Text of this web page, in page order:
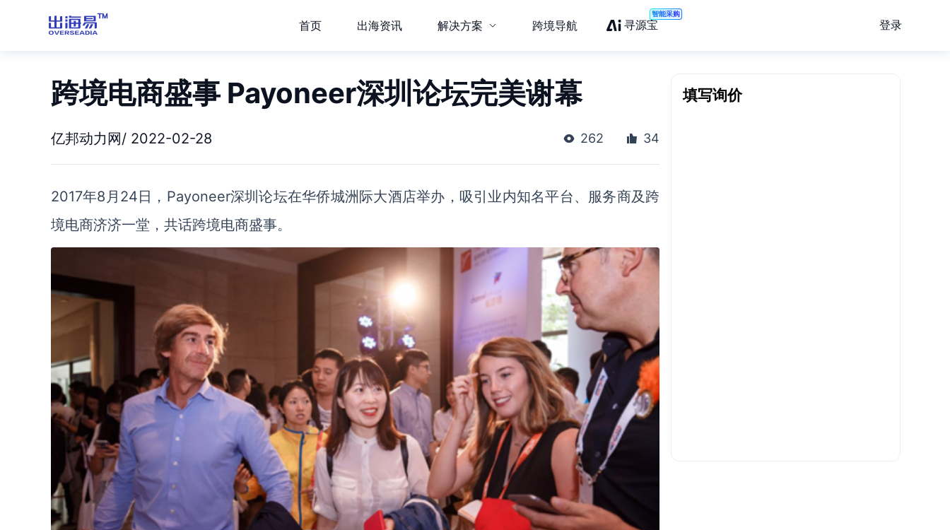
首页 出海资讯 解决方案 跨境导航 寻源宝
智能采购
登录
跨境电商盛事 Payoneer深圳论坛完美谢幕
亿邦动力网/ 2022-02-28 262 34
2017年8月24日，Payoneer深圳论坛在华侨城洲际大酒店举办，吸引业内知名平台、服务商及跨
境电商济济一堂，共话跨境电商盛事。
填写询价